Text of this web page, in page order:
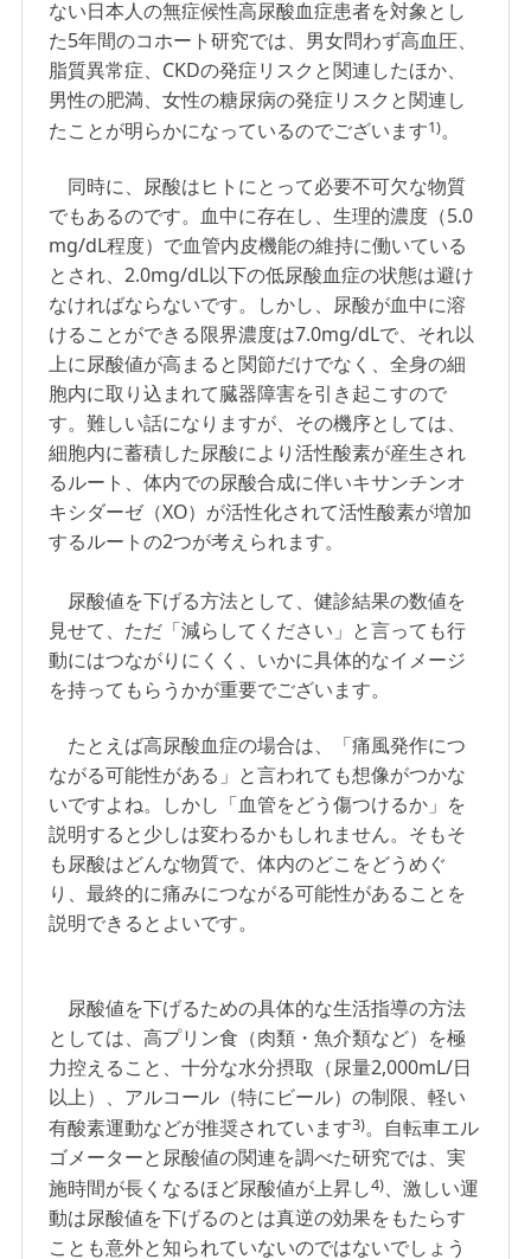
ない日本人の無症候性高尿酸血症患者を対象とし
た5年間のコホート研究では、男女問わず高血圧、
脂質異常症、CKDの発症リスクと関連したほか、
男性の肥満、女性の糖尿病の発症リスクと関連し
たことが明らかになっているのでございます1)。
同時に、尿酸はヒトにとって必要不可欠な物質
でもあるのです。血中に存在し、生理的濃度（5.0
mg/dL程度）で血管内皮機能の維持に働いている
とされ、2.0mg/dL以下の低尿酸血症の状態は避け
なければならないです。しかし、尿酸が血中に溶
けることができる限界濃度は7.0mg/dLで、それ以
上に尿酸値が高まると関節だけでなく、全身の細
胞内に取り込まれて臓器障害を引き起こすので
す。難しい話になりますが、その機序としては、
細胞内に蓄積した尿酸により活性酸素が産生され
るルート、体内での尿酸合成に伴いキサンチンオ
キシダーゼ（XO）が活性化されて活性酸素が増加
するルートの2つが考えられます。
尿酸値を下げる方法として、健診結果の数値を
見せて、ただ「減らしてください」と言っても行
動にはつながりにくく、いかに具体的なイメージ
を持ってもらうかが重要でございます。
たとえば高尿酸血症の場合は、「痛風発作につ
ながる可能性がある」と言われても想像がつかな
いですよね。しかし「血管をどう傷つけるか」を
説明すると少しは変わるかもしれません。そもそ
も尿酸はどんな物質で、体内のどこをどうめぐ
り、最終的に痛みにつながる可能性があることを
説明できるとよいです。
尿酸値を下げるための具体的な生活指導の方法
としては、高プリン食（肉類・魚介類など）を極
力控えること、十分な水分摂取（尿量2,000mL/日
以上）、アルコール（特にビール）の制限、軽い
有酸素運動などが推奨されています3)。自転車エル
ゴメーターと尿酸値の関連を調べた研究では、実
施時間が長くなるほど尿酸値が上昇し4)、激しい運
動は尿酸値を下げるのとは真逆の効果をもたらす
ことも意外と知られていないのではないでしょう